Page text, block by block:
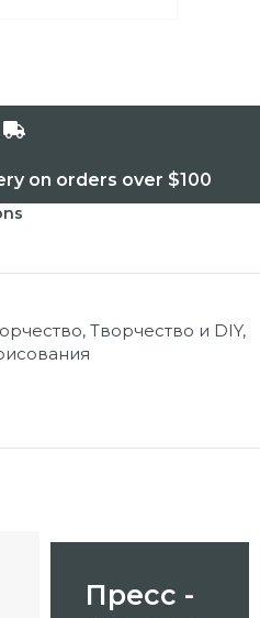
on orders over $100
, Творчество и DIY,
Пресс -